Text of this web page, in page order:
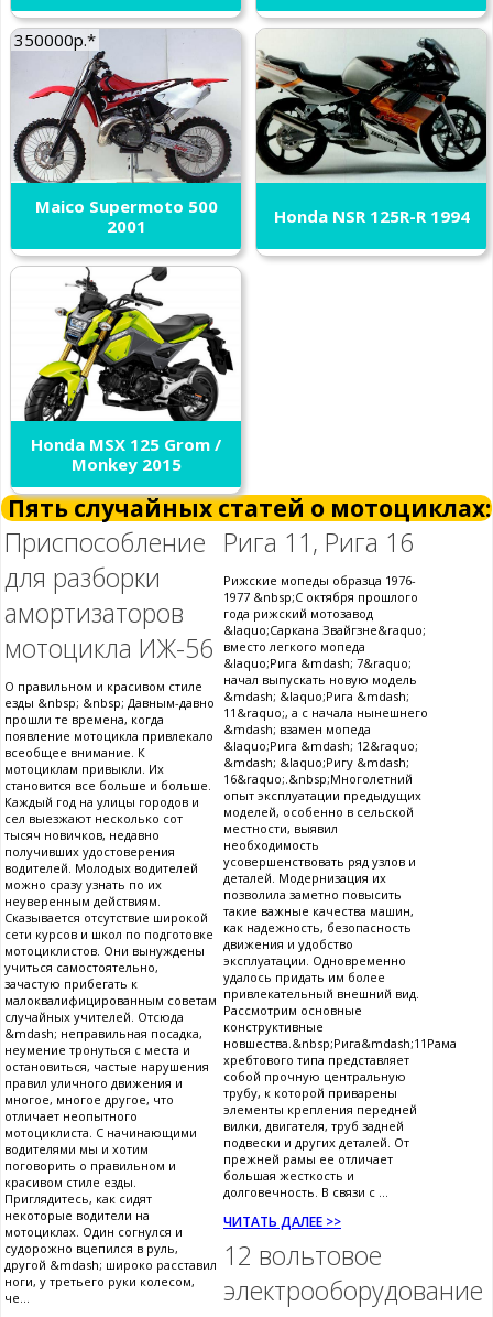
350000р.*
Maico Supermoto 500
2001
Honda NSR 125R-R 1994
Honda MSX 125 Grom /
Monkey 2015
Пять случайных статей о мотоциклах:
Приспособление
для разборки
амортизаторов
мотоцикла ИЖ-56
О правильном и красивом стиле
езды &nbsp; &nbsp; Давным-давно
прошли те времена, когда
появление мотоцикла привлекало
всеобщее внимание. К
мотоциклам привыкли. Их
становится все больше и больше.
Каждый год на улицы городов и
сел выезжают несколько сот
тысяч новичков, недавно
получивших удостоверения
водителей. Молодых водителей
можно сразу узнать по их
неуверенным действиям.
Сказывается отсутствие широкой
сети курсов и школ по подготовке
мотоциклистов. Они вынуждены
учиться самостоятельно,
зачастую прибегать к
малоквалифицированным советам
случайных учителей. Отсюда
&mdash; неправильная посадка,
неумение тронуться с места и
остановиться, частые нарушения
правил уличного движения и
многое, многое другое, что
отличает неопытного
мотоциклиста. С начинающими
водителями мы и хотим
поговорить о правильном и
красивом стиле езды.
Приглядитесь, как сидят
некоторые водители на
мотоциклах. Один согнулся и
судорожно вцепился в руль,
другой &mdash; широко расставил
ноги, у третьего руки колесом,
че...
Рига 11, Рига 16
Рижские мопеды образца 1976-
1977 &nbsp;С октября прошлого
года рижский мотозавод
&laquo;Саркана Звайгзне&raquo;
вместо легкого мопеда
&laquo;Рига &mdash; 7&raquo;
начал выпускать новую модель
&mdash; &laquo;Рига &mdash;
11&raquo;, а с начала нынешнего
&mdash; взамен мопеда
&laquo;Рига &mdash; 12&raquo;
&mdash; &laquo;Ригу &mdash;
16&raquo;.&nbsp;Многолетний
опыт эксплуатации предыдущих
моделей, особенно в сельской
местности, выявил
необходимость
усовершенствовать ряд узлов и
деталей. Модернизация их
позволила заметно повысить
такие важные качества машин,
как надежность, безопасность
движения и удобство
эксплуатации. Одновременно
удалось придать им более
привлекательный внешний вид.
Рассмотрим основные
конструктивные
новшества.&nbsp;Рига&mdash;11Рама
хребтового типа представляет
собой прочную центральную
трубу, к которой приварены
элементы крепления передней
вилки, двигателя, труб задней
подвески и других деталей. От
прежней рамы ее отличает
большая жесткость и
долговечность. В связи с ...
ЧИТАТЬ ДАЛЕЕ >>
12 вольтовое
электрооборудование